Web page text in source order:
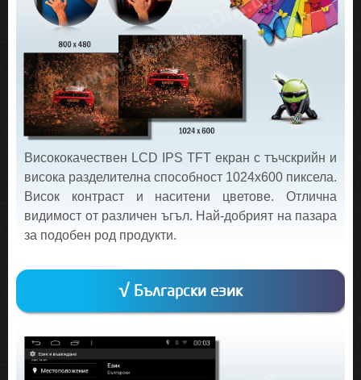
Висококачествен LCD IPS TFT екран с тъчскрийн и
висока разделителна способност 1024х600 пиксела.
Висок контраст и наситени цветове. Отлична
видимост от различен ъгъл. Най-добрият на пазара
за подобен род продукти.
√ Български език